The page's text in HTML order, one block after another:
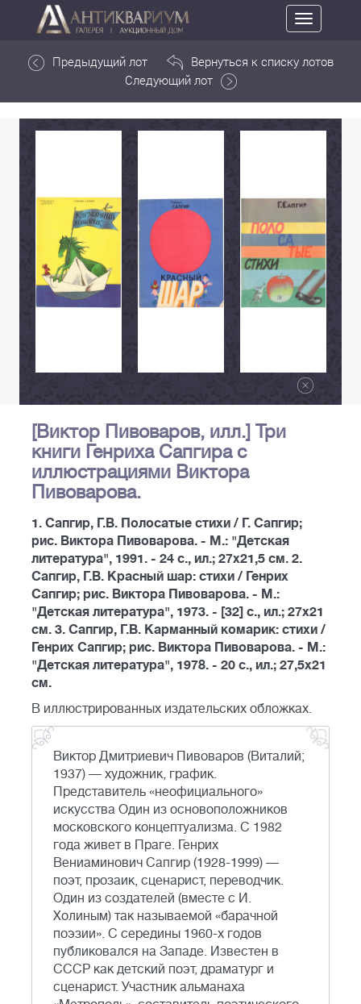
Toggle
navigation
Предыдущий лот
Вернуться к списку лотов
Следующий лот
[Виктор Пивоваров, илл.] Три
книги Генриха Сапгира с
иллюстрациями Виктора
Пивоварова.
1. Сапгир, Г.В. Полосатые стихи / Г. Сапгир;
рис. Виктора Пивоварова. - М.: "Детская
литература", 1991. - 24 с., ил.; 27x21,5 см. 2.
Сапгир, Г.В. Красный шар: стихи / Генрих
Сапгир; рис. Виктора Пивоварова. - М.:
"Детская литература", 1973. - [32] с., ил.; 27x21
см. 3. Сапгир, Г.В. Карманный комарик: стихи /
Генрих Сапгир; рис. Виктора Пивоварова. - М.:
"Детская литература", 1978. - 20 с., ил.; 27,5x21
см.
В иллюстрированных издательских обложках.
Виктор Дмитриевич Пивоваров (Виталий;
1937) — художник, график.
Представитель «неофициального»
искусства Один из основоположников
московского концептуализма. С 1982
года живет в Праге. Генрих
Вениаминович Сапгир (1928-1999) —
поэт, прозаик, сценарист, переводчик.
Один из создателей (вместе с И.
Холиным) так называемой «барачной
поэзии». С середины 1960-х годов
публиковался на Западе. Известен в
СССР как детский поэт, драматург и
сценарист. Участник альманаха